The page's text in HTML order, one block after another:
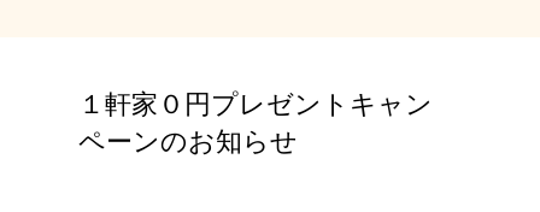
１軒家０円プレゼントキャン
ペーンのお知らせ